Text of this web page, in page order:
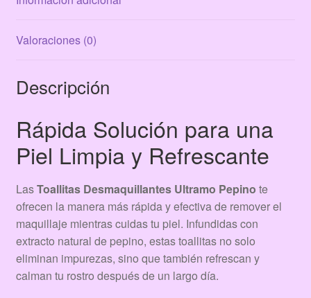
Valoraciones (0)
Descripción
Rápida Solución para una
Piel Limpia y Refrescante
LasToallitas Desmaquillantes Ultramo Pepino te
ofrecen la manera más rápida y efectiva de remover el
maquillaje mientras cuidas tu piel. Infundidas con
extracto natural de pepino, estas toallitas no solo
eliminan impurezas, sino que también refrescan y
calman tu rostro después de un largo día.